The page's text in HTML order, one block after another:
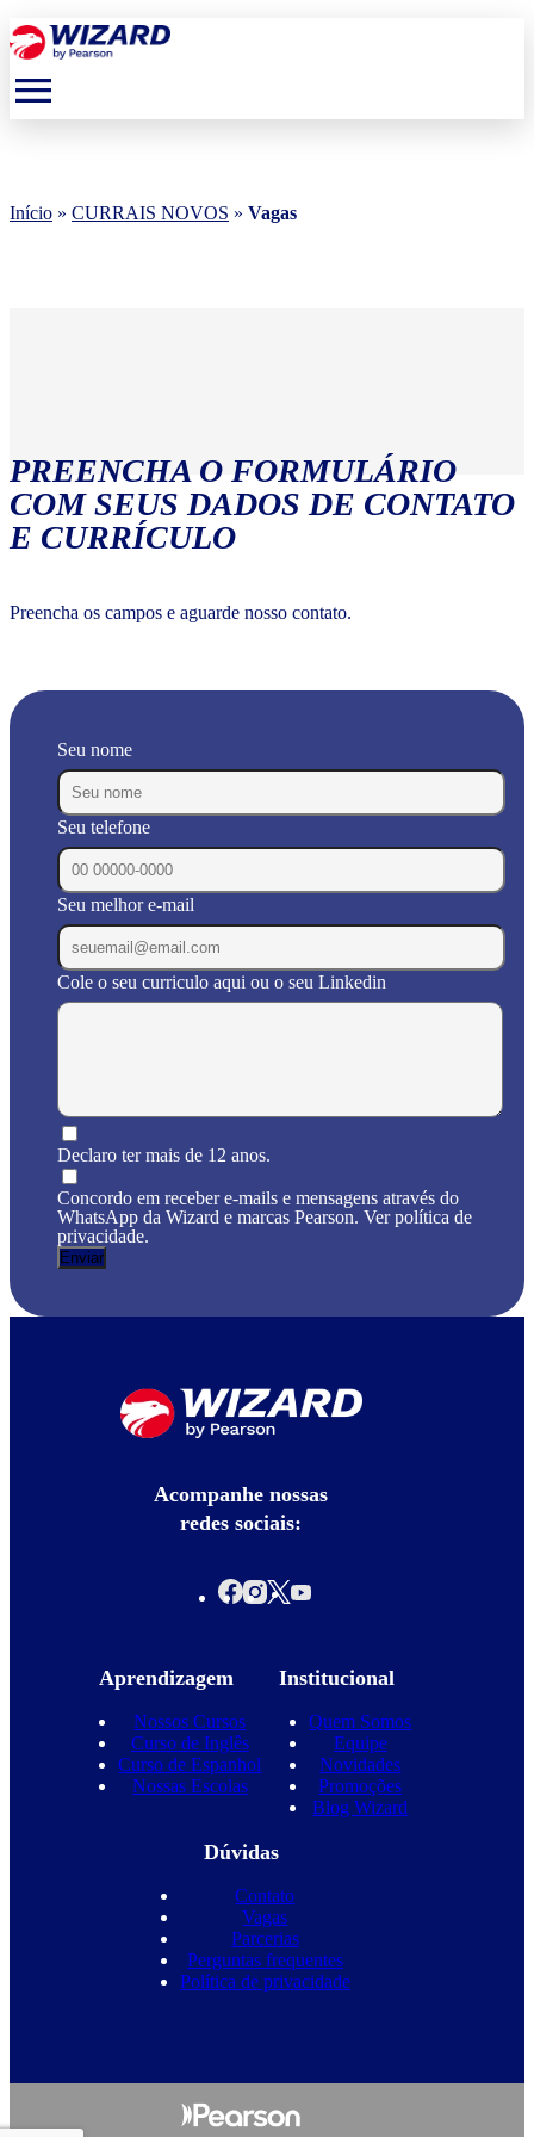
menu
Início » CURRAIS NOVOS » Vagas
PREENCHA O FORMULÁRIO
COM SEUS DADOS DE CONTATO
E CURRÍCULO
Preencha os campos e aguarde nosso contato.
Seu nome
Seu telefone
Seu melhor e-mail
Cole o seu curriculo aqui ou o seu Linkedin
Declaro ter mais de 12 anos.
Concordo em receber e-mails e mensagens através do
WhatsApp da Wizard e marcas Pearson. Ver política de
privacidade.
Acompanhe nossas
redes sociais:
Aprendizagem
Nossos Cursos
Curso de Inglês
Curso de Espanhol
Nossas Escolas
Institucional
Quem Somos
Equipe
Novidades
Promoções
Blog Wizard
Dúvidas
Contato
Vagas
Parcerias
Perguntas frequentes
Política de privacidade